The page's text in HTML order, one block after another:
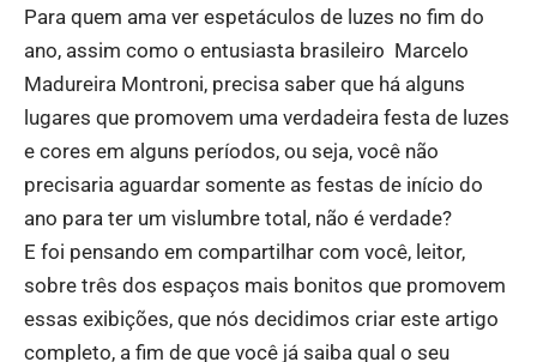
Para quem ama ver espetáculos de luzes no fim do
ano, assim como o entusiasta brasileiro Marcelo
Madureira Montroni, precisa saber que há alguns
lugares que promovem uma verdadeira festa de luzes
e cores em alguns períodos, ou seja, você não
precisaria aguardar somente as festas de início do
ano para ter um vislumbre total, não é verdade?
E foi pensando em compartilhar com você, leitor,
sobre três dos espaços mais bonitos que promovem
essas exibições, que nós decidimos criar este artigo
completo, a fim de que você já saiba qual o seu